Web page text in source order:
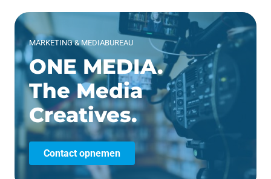
MARKETING & MEDIABUREAU
ONE MEDIA.
The Media
Creatives.
Contact opnemen